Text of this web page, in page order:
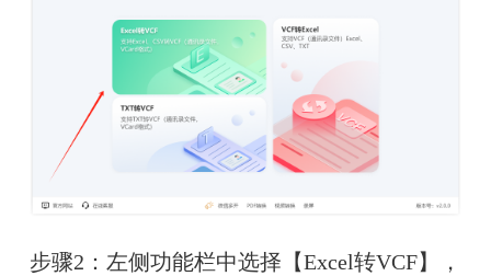
步骤2：左侧功能栏中选择【Excel转VCF】，